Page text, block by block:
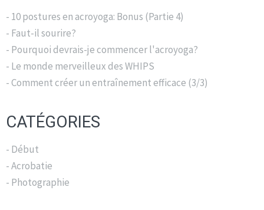
- 10 postures en acroyoga: Bonus (Partie 4)
- Faut-il sourire?
- Pourquoi devrais-je commencer l'acroyoga?
- Le monde merveilleux des WHIPS
- Comment créer un entraînement efficace (3/3)
CATÉGORIES
- Début
- Acrobatie
- Photographie